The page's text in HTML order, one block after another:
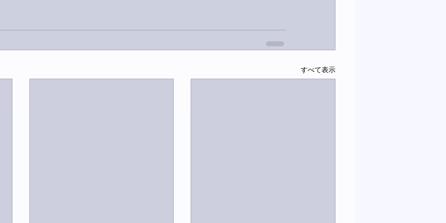
すべて表示